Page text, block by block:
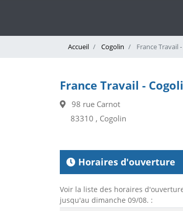
Accueil Cogolin France Travail
France Travail -
98 rue Carnot
83310 , Cogolin
Horaires d'ouverture
Voir la liste des horaires
jusqu'au dimanche 09/08. :